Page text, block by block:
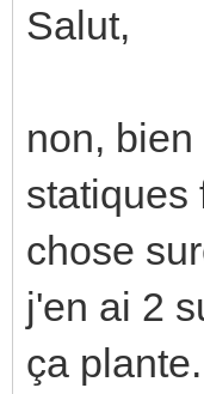
Salut,
non,
statiques
chose
j'en ai 2
ça plante.